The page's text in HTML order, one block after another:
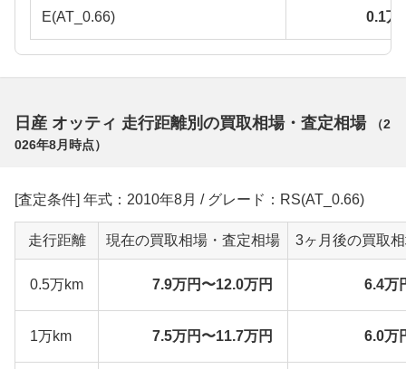
E(AT_0.66) 0.1万
日産 オッティ 走行距離別の買取相場・査定相場 （2
026年8月 時点）
[査定条件] 年式：2010年8月 / グレード：RS(AT_0.66)
走行距離 現在の買取相場・査定相場 3ヶ月後の買取
0.5万km 7.9万円〜12.0万円 6.4万
1万km 7.5万円〜11.7万円 6.0万